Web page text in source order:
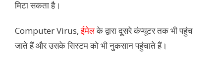
मिटा सकता है।
Computer Virus,ईमेलके द्वारा दूसरे कंप्यूटर तक भी पहुंच
जाते हैं और उसके सिस्टम को भी नुकसान पहुंचाते हैं।